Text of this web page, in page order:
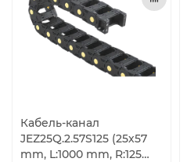
Кабель-канал
JEZ25Q.2.57S125 (25х57
mm, L:1000 mm, R:125